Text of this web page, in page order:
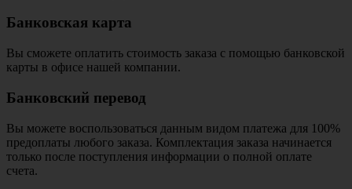
Банковская карта
Вы сможете оплатить стоимость заказа с помощью банковской
карты в офисе нашей компании.
Банковский перевод
Вы можете воспользоваться данным видом платежа для 100%
предоплаты любого заказа. Комплектация заказа начинается
только после поступления информации о полной оплате
счета.